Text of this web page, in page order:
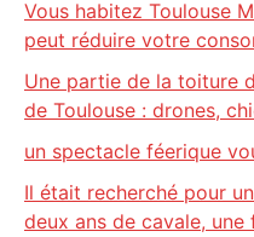
Vous habitez Toulouse
peut réduire votre
Une partie de la toiture
de Toulouse : drones,
un spectacle féerique
Il était recherché pour
deux ans de cavale,